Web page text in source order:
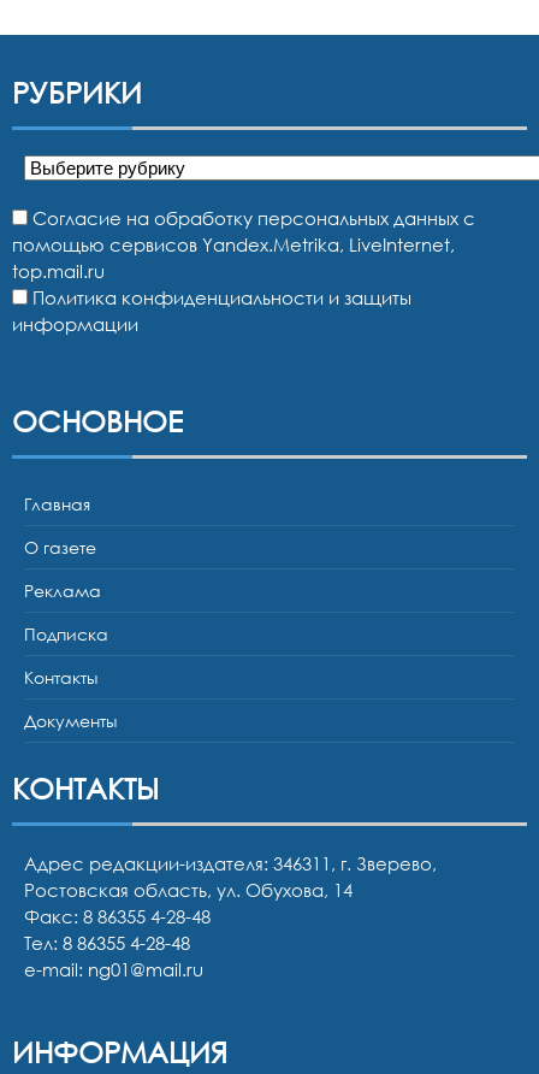
РУБРИКИ
Рубрики
Согласие на обработку персональных данных с
помощью сервисов Yandex.Metrika, LiveInternet,
top.mail.ru
Политика конфиденциальности и защиты
информации
ОСНОВНОЕ
Главная
О газете
Реклама
Подписка
Контакты
Документы
КОНТАКТЫ
Адрес редакции-издателя: 346311, г. Зверево,
Ростовская область, ул. Обухова, 14
Факс: 8 86355 4-28-48
Тел: 8 86355 4-28-48
e-mail: ng01@mail.ru
ИНФОРМАЦИЯ